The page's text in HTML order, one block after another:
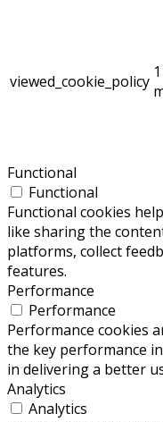
viewed_cookie_policy
Functional
Functional
Functional cookies
like sharing the
platforms, collect
features.
Performance
Performance
Performance cookies
the key performance
in delivering a better
Analytics
Analytics